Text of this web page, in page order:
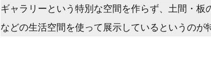
ギャラリーという特別な空間を作らず、土間・板
などの生活空間を使って展示しているというのが